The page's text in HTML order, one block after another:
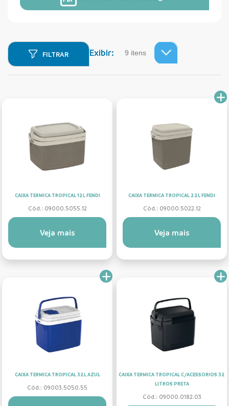
FILTRAR Exibir:
CAIXA TERMICA TROPICAL 12L FENDI
Cód.: 09000.5055.12
Veja mais
CAIXA TERMICA TROPICAL 22L FENDI
Cód.: 09000.5022.12
Veja mais
CAIXA TERMICA TROPICAL 32L AZUL
Cód.: 09003.5050.55
CAIXA TERMICA TROPICAL C/ACESSORIOS 32
LITROS PRETA
Cód.: 09000.0182.03